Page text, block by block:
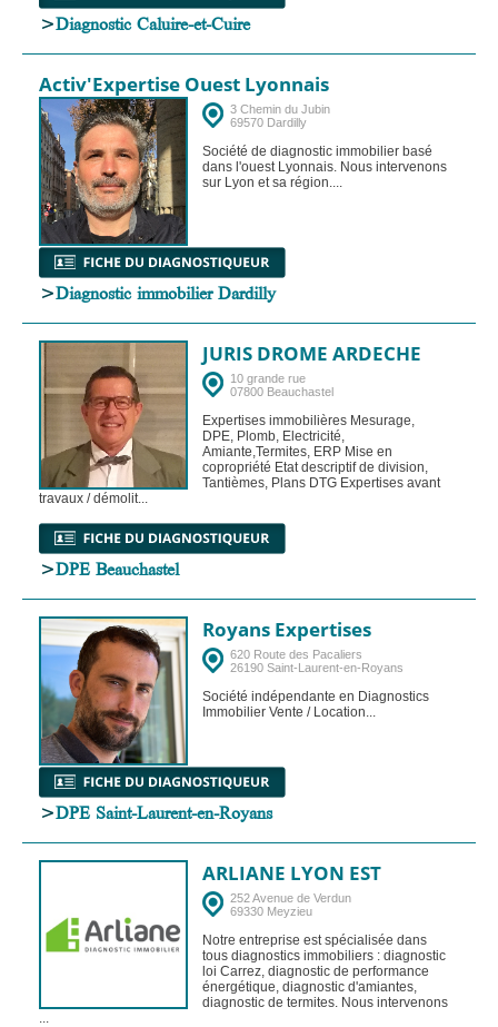
>Diagnostic Caluire-et-Cuire
Activ'Expertise Ouest Lyonnais
3 Chemin du Jubin
69570 Dardilly
Société de diagnostic immobilier basé
dans l'ouest Lyonnais. Nous intervenons
sur Lyon et sa région....
>Diagnostic immobilier Dardilly
JURIS DROME ARDECHE
10 grande rue
07800 Beauchastel
Expertises immobilières Mesurage,
DPE, Plomb, Electricité,
Amiante,Termites, ERP Mise en
copropriété Etat descriptif de division,
Tantièmes, Plans DTG Expertises avant
travaux / démolit...
>DPE Beauchastel
Royans Expertises
620 Route des Pacaliers
26190 Saint-Laurent-en-Royans
Société indépendante en Diagnostics
Immobilier Vente / Location...
>DPE Saint-Laurent-en-Royans
ARLIANE LYON EST
252 Avenue de Verdun
69330 Meyzieu
Notre entreprise est spécialisée dans
tous diagnostics immobiliers : diagnostic
loi Carrez, diagnostic de performance
énergétique, diagnostic d'amiantes,
diagnostic de termites. Nous intervenons
...